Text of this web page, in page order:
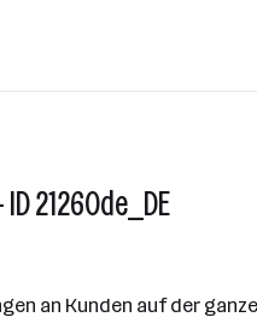
21260de_DE
an Kunden auf der